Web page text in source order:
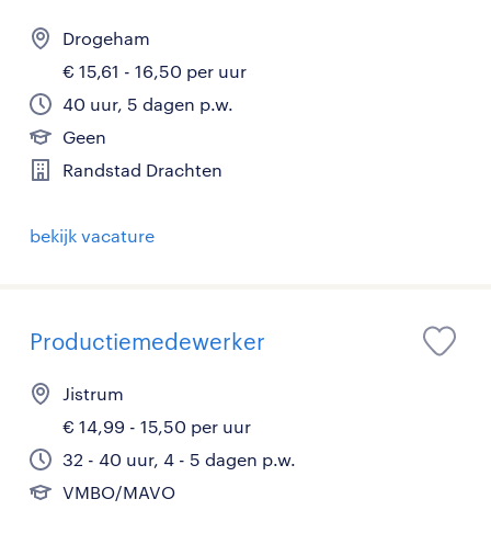
Drogeham
€ 15,61 - 16,50 per uur
40 uur, 5 dagen p.w.
Geen
Randstad Drachten
bekijk vacature
Productiemedewerker
Jistrum
€ 14,99 - 15,50 per uur
32 - 40 uur, 4 - 5 dagen p.w.
VMBO/MAVO